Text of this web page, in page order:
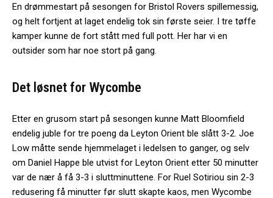
En drømmestart på sesongen for Bristol Rovers spillemessig,
og helt fortjent at laget endelig tok sin første seier. I tre tøffe
kamper kunne de fort stått med full pott. Her har vi en
outsider som har noe stort på gang.
Det løsnet for Wycombe
Etter en grusom start på sesongen kunne Matt Bloomfield
endelig juble for tre poeng da Leyton Orient ble slått 3-2. Joe
Low måtte sende hjemmelaget i ledelsen to ganger, og selv
om Daniel Happe ble utvist for Leyton Orient etter 50 minutter
var de nær å få 3-3 i sluttminuttene. For Ruel Sotiriou sin 2-3
redusering få minutter før slutt skapte kaos, men Wycombe